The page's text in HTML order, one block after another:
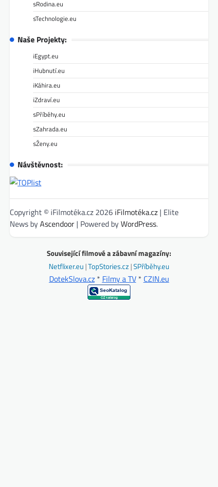
sRodina.eu
sTechnologie.eu
Naše Projekty:
iEgypt.eu
iHubnutí.eu
iKáhira.eu
iZdraví.eu
sPříběhy.eu
sZahrada.eu
sŽeny.eu
Návštěvnost:
Copyright © iFilmotéka.cz 2026 iFilmotéka.cz | Elite
News byAscendoor | Powered byWordPress.
Související filmové a zábavní magazíny:
Netflixer.eu |TopStories.cz|SPříběhy.eu
DotekSlova.cz* Filmy a TV* CZIN.eu